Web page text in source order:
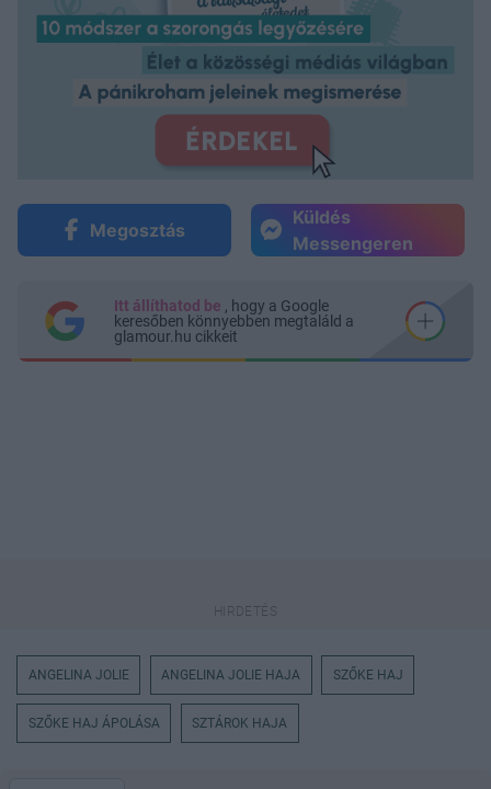
Megosztás
Küldés
Messengeren
Itt állíthatod be , hogy a Google
keresőben könnyebben megtaláld a
glamour.hu cikkeit
ANGELINA JOLIE ANGELINA JOLIE HAJA SZŐKE HAJ
SZŐKE HAJ ÁPOLÁSA SZTÁROK HAJA